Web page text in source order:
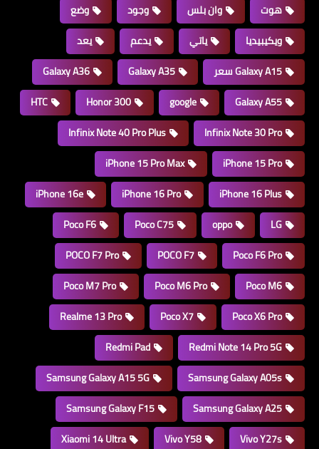
هوت
وان بلس وجود
وضع
ويكيبيديا
ياتي يدعم
يعد
Galaxy A15 سعر
Galaxy A35
Galaxy A36
Galaxy A55
google
Honor 300
HTC
Infinix Note 30 Pro
Infinix Note 40 Pro Plus
iPhone 15 Pro
iPhone 15 Pro Max
iPhone 16 Plus
iPhone 16 Pro
iPhone 16e
LG
oppo
Poco C75
Poco F6
Poco F6 Pro
POCO F7
POCO F7 Pro
Poco M6
Poco M6 Pro
Poco M7 Pro
Poco X6 Pro
Poco X7
Realme 13 Pro
Redmi Note 14 Pro 5G
Redmi Pad
Samsung Galaxy A05s
Samsung Galaxy A15 5G
Samsung Galaxy A25
Samsung Galaxy F15
Vivo Y27s
Vivo Y58
Xiaomi 14 Ultra